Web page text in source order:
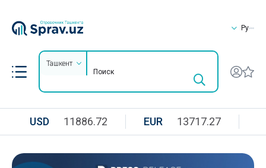
Ру
Ташкент
USD 11886.72 EUR 13717.27